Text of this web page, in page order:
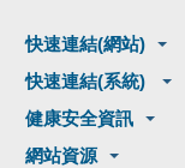
快速連結(網站)
快速連結(系統)
健康安全資訊
網站資源